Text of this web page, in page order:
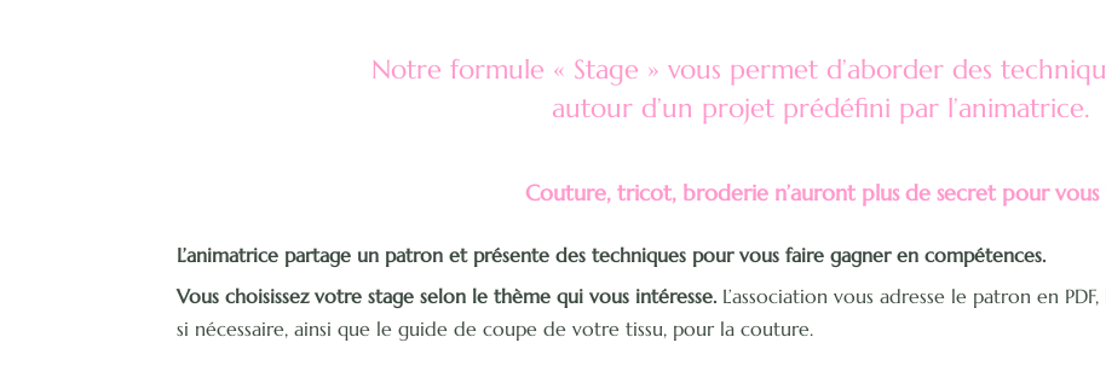
Notre formule « Stage » vous permet d’aborder des
autour d’un projet prédéfini par l’animatrice.
Couture, tricot, broderie n’auront plus de secret pour vous
L’animatrice partage un patron et présente des techniques pour vous faire gagner en compétences.
Vous choisissez votre stage selon le thème qui vous intéresse. L’association vous adresse le patron en
si nécessaire, ainsi que le guide de coupe de votre tissu, pour la couture.